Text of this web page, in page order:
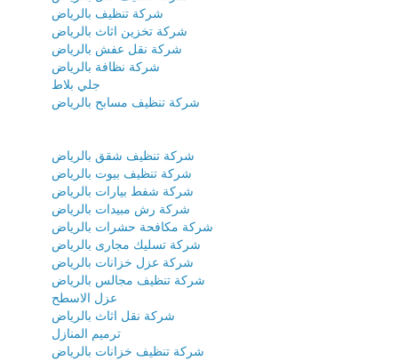
شركة تنظيف بالرياض
شركة تخزين اثاث بالرياض
شركة نقل عفش بالرياض
شركة نظافة بالرياض
جلي بلاط
شركة تنظيف مسابح بالرياض
شركة تنظيف شقق بالرياض
شركة تنظيف بيوت بالرياض
شركة شفط بيارات بالرياض
شركة رش مبيدات بالرياض
شركة مكافحة حشرات بالرياض
شركة تسليك مجارى بالرياض
شركة عزل خزانات بالرياض
شركة تنظيف مجالس بالرياض
عزل الاسطح
شركة نقل اثاث بالرياض
ترميم المنازل
شركة تنظيف خزانات بالرياض